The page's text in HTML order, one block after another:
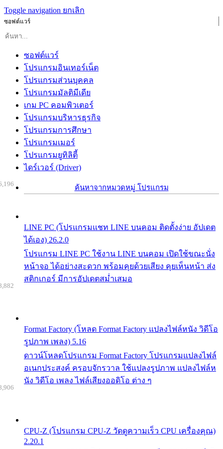
Toggle navigation ยกเลิก
ซอฟต์แวร์
ซอฟต์แวร์
โปรแกรมอินเทอร์เน็ต
โปรแกรมส่วนบุคคล
โปรแกรมมัลติมีเดีย
เกม PC คอมพิวเตอร์
โปรแกรมบริหารธุรกิจ
โปรแกรมการศึกษา
โปรแกรมเมอร์
โปรแกรมยูทิลิตี้
ไดร์เวอร์ (Driver)
ค้นหาจากหมวดหมู่ โปรแกรม
LINE PC (โปรแกรมแชท LINE บนคอม ติดตั้งง่าย อัปเดต
ได้เอง) 26.2.0
โปรแกรม LINE PC ใช้งาน LINE บนคอม เปิดใช้ขณะนั่ง
หน้าจอ ได้อย่างสะดวก พร้อมคุยด้วยเสียง คุยเห็นหน้า ส่ง
สติกเกอร์ มีการอัปเดตสม่ำเสมอ
Format Factory (โหลด Format Factory แปลงไฟล์หนัง วิดีโอ
รูปภาพ เพลง) 5.16
ดาวน์โหลดโปรแกรม Format Factory โปรแกรมแปลงไฟล์
อเนกประสงค์ ครอบจักรวาล ใช้แปลงรูปภาพ แปลงไฟล์ห
นัง วิดีโอ เพลง ไฟล์เสียงออดิโอ ต่าง ๆ
CPU-Z (โปรแกรม CPU-Z วัดดูความเร็ว CPU เครื่องคุณ)
2.20.1